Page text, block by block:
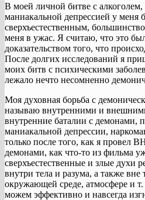
В моей личной битве с
маниакальной депрессией у меня
сверхъестественным,
меня в ужас. Я считаю, что это
доказательством того, что
После долгих исследований я
моих битв с психическими
лежало нечто несомненно
Моя духовная борьба с
называю внутренними и
внутренние баталии с демонами,
маниакальной депрессии,
только после того, как я
демонами, как что-то из фильма
сверхъестественные и злые духи
внутри тела и разума, а также вне
окружающей среде, атмосфере и
можем эффективно и навсегда